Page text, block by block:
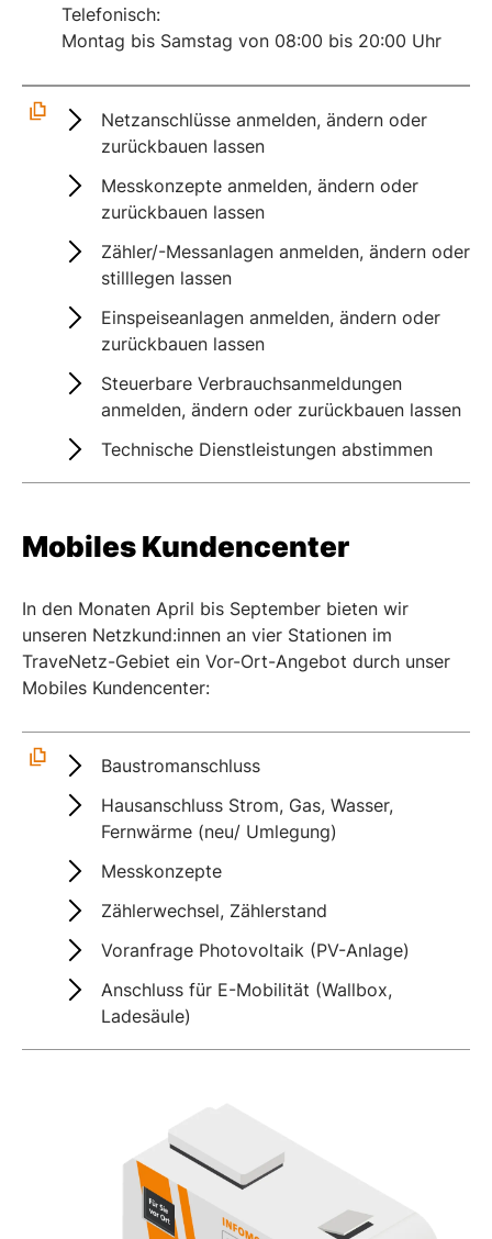
Telefonisch:
Montag bis Samstag von 08:00 bis 20:00 Uhr
Netzanschlüsse anmelden, ändern oder
zurückbauen lassen
Messkonzepte anmelden, ändern oder
zurückbauen lassen
Zähler/-Messanlagen anmelden, ändern oder
stilllegen lassen
Einspeiseanlagen anmelden, ändern oder
zurückbauen lassen
Steuerbare Verbrauchsanmeldungen
anmelden, ändern oder zurückbauen lassen
Technische Dienstleistungen abstimmen
Mobiles Kundencenter
In den Monaten April bis September bieten wir
unseren Netzkund:innen an vier Stationen im
TraveNetz-Gebiet ein Vor-Ort-Angebot durch unser
Mobiles Kundencenter:
Baustromanschluss
Hausanschluss Strom, Gas, Wasser,
Fernwärme (neu/ Umlegung)
Messkonzepte
Zählerwechsel, Zählerstand
Voranfrage Photovoltaik (PV-Anlage)
Anschluss für E-Mobilität (Wallbox,
Ladesäule)